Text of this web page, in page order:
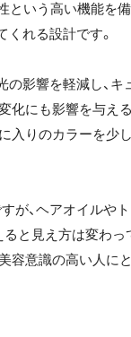
という高い機能を
くれる設計です。
の影響を軽減し、
化にも影響を与え
入りのカラーを少
が、ヘアオイルや
と見え方は変わ
容意識の高い人に